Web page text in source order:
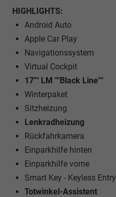
HIGHLIGHTS:
Android Auto
Apple Car Play
Navigationssystem
Virtual Cockpit
17"" LM ""Black Line""
Winterpaket
Sitzheizung
Lenkradheizung
Rückfahrkamera
Einparkhilfe hinten
Einparkhilfe vorne
Smart Key - Keyless Entry
Totwinkel-Assistent